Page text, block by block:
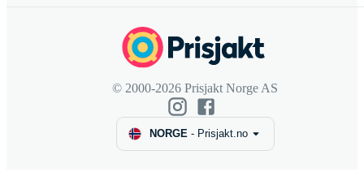
© 2000-2026 Prisjakt Norge AS
NORGE- Prisjakt.no